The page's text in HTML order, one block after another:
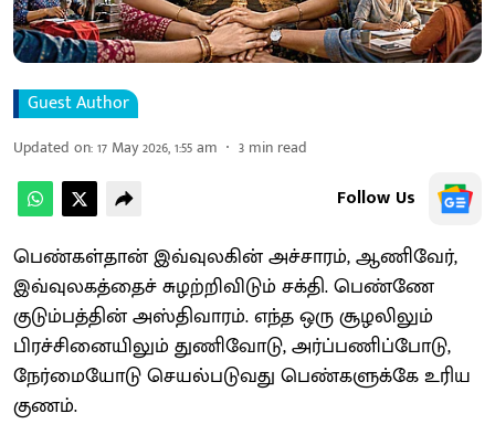
Guest Author
Updated on:17 May 2026, 1:55 am 3 min read
Follow Us
பெண்கள்தான் இவ்வுலகின் அச்சாரம், ஆணிவேர்,
இவ்வுலகத்தைச் சுழற்றிவிடும் சக்தி. பெண்ணே
குடும்பத்தின் அஸ்திவாரம். எந்த ஒரு சூழலிலும்
பிரச்சினையிலும் துணிவோடு, அர்ப்பணிப்போடு,
நேர்மையோடு செயல்படுவது பெண்களுக்கே உரிய
குணம்.